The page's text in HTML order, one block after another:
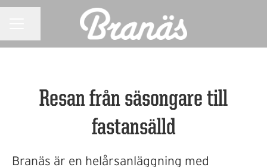
Resan från säsongare till
fastansälld
Branäs är en helårsanläggning med